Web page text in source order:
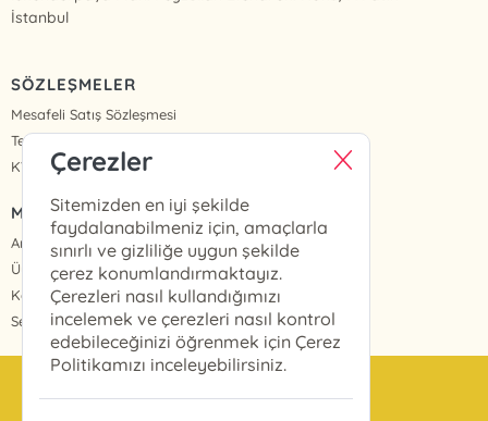
İstanbul
SÖZLEŞMELER
Mesafeli Satış Sözleşmesi
Teslimat ve İade
KVKK Politikası ve Aydınlatma Metinleri
MENÜ
Anasayfa
Üye Girişi
Kayıt Ol
Sepetim
Çerezler
Sitemizden en iyi şekilde
faydalanabilmeniz için, amaçlarla
sınırlı ve gizliliğe uygun şekilde
çerez konumlandırmaktayız.
Çerezleri nasıl kullandığımızı
incelemek ve çerezleri nasıl kontrol
edebileceğinizi öğrenmek için Çerez
Politikamızı inceleyebilirsiniz.